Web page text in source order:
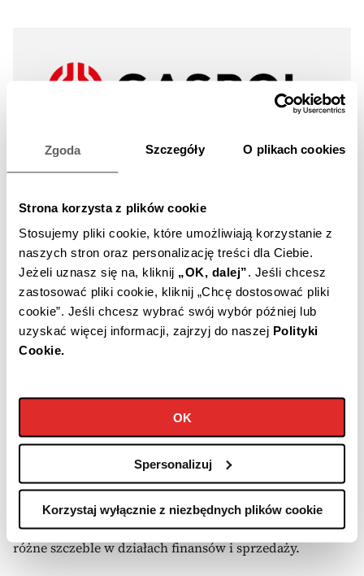
Zgoda Szczegóły O plikach cookies
Strona korzysta z plików cookie
Stosujemy pliki cookie, które umożliwiają korzystanie z
naszych stron oraz personalizację treści dla Ciebie.
Jeżeli uznasz się na, kliknij „OK, dalej”. Jeśli chcesz
zastosować pliki cookie, kliknij „Chcę dostosować pliki
cookie”. Jeśli chcesz wybrać swój wybór później lub
uzyskać więcej informacji, zajrzyj do naszej Polityki
Cookie.
OK
Spersonalizuj
Korzystaj wyłącznie z niezbędnych plików cookie
Logo poziome GASPOL (wersja pomocnicza) - JPG
Ewa Gawryś-Osińska
Związana z GASPOLEM od 1998 roku. Przeszła ścieżkę
kariery zawodowej od analityka finansowego, poprzez
różne szczeble w działach finansów i sprzedaży.